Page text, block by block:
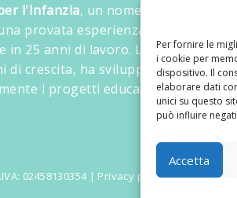
Per fornire le
i cookie per
dispositivo. Il
elaborare dati
unici su questo
può influire
Accetta
l'Infanzia, un nome ed un
provata esperienza maturata sul
in 25 anni di lavoro. La didattica
di crescita, ha sviluppato
i progetti educativi.
02458130354 | Privacy policy